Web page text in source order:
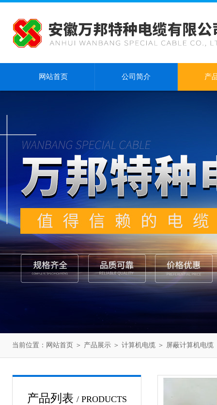
网站首页 公司简介 产
当前位置： 网站首页 ＞ 产品展示 ＞ 计算机电缆 ＞ 屏蔽计算机电缆
产品列表 / PRODUCTS